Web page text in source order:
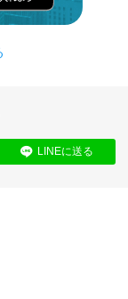
LINEに送る